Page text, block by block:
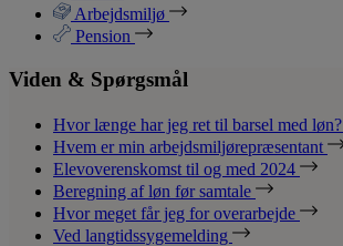
Arbejdsmiljø
Pension
Viden & Spørgsmål
Hvor længe har jeg ret til barsel med løn?
Hvem er min arbejdsmiljørepræsentant
Elevoverenskomst til og med 2024
Beregning af løn før samtale
Hvor meget får jeg for overarbejde
Ved langtidssygemelding